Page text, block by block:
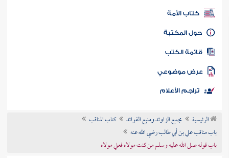
كتب PDF
كتاب الأمة
المكتبة
الكتب
موضوعي
تراجم الأعلام
الرئيسية مجمع الزاوئد ومنبع الفوائد
كتاب المناقب
باب مناقب علي بن أبي طالب رضي الله عنه
باب قوله صلى الله عليه وسلم من كنت مولاه فعلي مولاه